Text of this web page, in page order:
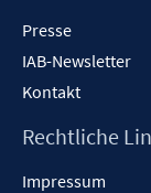
Presse
IAB-Newsletter
Kontakt
Rechtliche
Impressum